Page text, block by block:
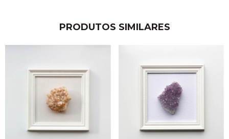
PRODUTOS SIMILARES